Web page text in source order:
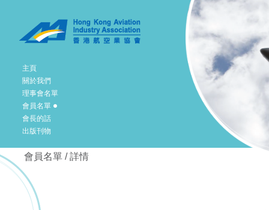
主頁
關於我們
理事會名單
會員名單
會長的話
出版刊物
會員名單 / 詳情